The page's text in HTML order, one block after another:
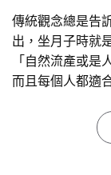
傳統觀念總是告
出，坐月子時就
「自然流產或是
而且每個人都適